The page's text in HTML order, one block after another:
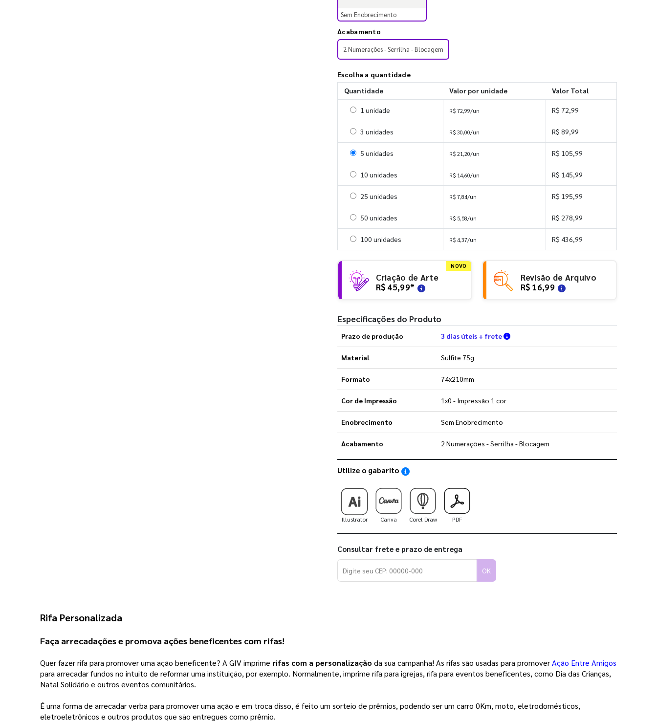
Sem Enobrecimento
Acabamento
2 Numerações - Serrilha - Blocagem
Escolha a quantidade
Quantidade
Valor por unidade Valor Total
Selecionar 1 unidade
1 unidade R$ 72,99/un R$ 72,99
Selecionar 3 unidades
3 unidades R$ 30,00/un R$ 89,99
Selecionar 5 unidades
5 unidades R$ 21,20/un R$ 105,99
Selecionar 10 unidades
10 unidades R$ 14,60/un R$ 145,99
Selecionar 25 unidades
25 unidades R$ 7,84/un R$ 195,99
Selecionar 50 unidades
50 unidades R$ 5,58/un R$ 278,99
Selecionar 100 unidades
100 unidades R$ 4,37/un R$ 436,99
NOVO
Criação de Arte
R$ 45,99*
Revisão de Arquivo
R$ 16,99
Especificações do Produto
Prazo de produção 3 dias úteis + frete Verifique as condições de entrega
Material Sulfite 75g
Formato 74x210mm
Cor de Impressão 1x0 - Impressão 1 cor
Enobrecimento Sem Enobrecimento
Acabamento 2 Numerações - Serrilha - Blocagem
Utilize o gabarito Saiba como utilizar os nossos gabaritos
Illustrator Canva Corel Draw PDF
Consultar frete e prazo de entrega
OK
Rifa Personalizada
Faça arrecadações e promova ações beneficentes com rifas!
Quer fazer rifa para promover uma ação beneficente? A GIV imprime rifas com a personalização da sua campanha! As rifas são usadas para promover Ação Entre Amigos
para arrecadar fundos no intuito de reformar uma instituição, por exemplo. Normalmente, imprime rifa para igrejas, rifa para eventos beneficentes, como Dia das Crianças,
Natal Solidário e outros eventos comunitários.
É uma forma de arrecadar verba para promover uma ação e em troca disso, é feito um sorteio de prêmios, podendo ser um carro 0Km, moto, eletrodomésticos,
eletroeletrônicos e outros produtos que são entregues como prêmio.